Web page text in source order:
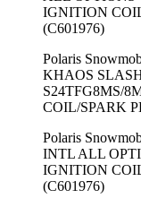
IGNITION
(C601976)
Polaris
KHAOS
S24TFG8MS/
COIL/SPARK
Polaris
INTL ALL
IGNITION
(C601976)